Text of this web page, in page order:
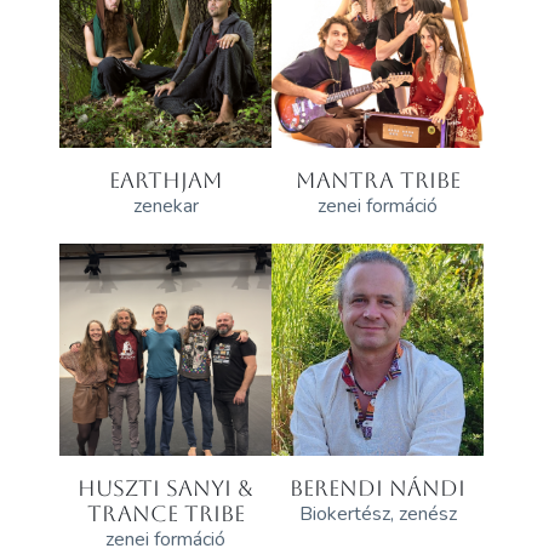
EARTHJAM
zenekar
MANTRA TRIBE
zenei formáció
HUSZTI SANYI &
TRANCE TRIBE
zenei formáció
BERENDI NÁNDI
Biokertész, zenész